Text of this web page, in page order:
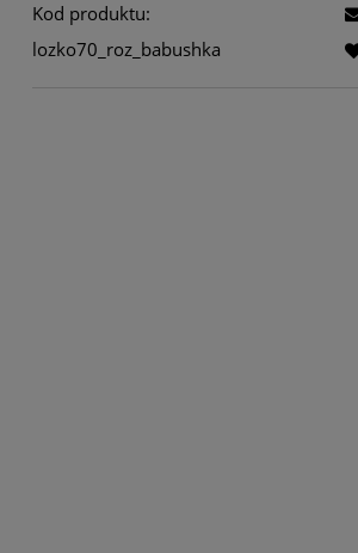
Kod produktu:
lozko70_roz_babushka